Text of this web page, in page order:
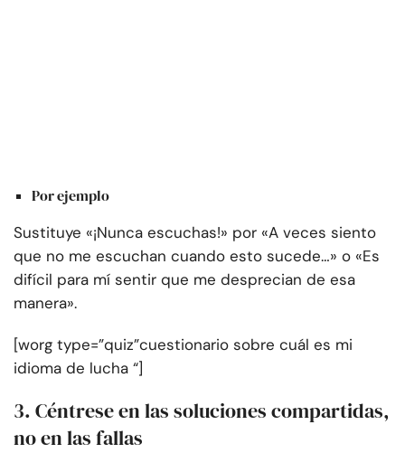
Por ejemplo
Sustituye «¡Nunca escuchas!» por «A veces siento
que no me escuchan cuando esto sucede…» o «Es
difícil para mí sentir que me desprecian de esa
manera».
[worg type=”quiz”cuestionario sobre cuál es mi
idioma de lucha “]
3. Céntrese en las soluciones compartidas,
no en las fallas